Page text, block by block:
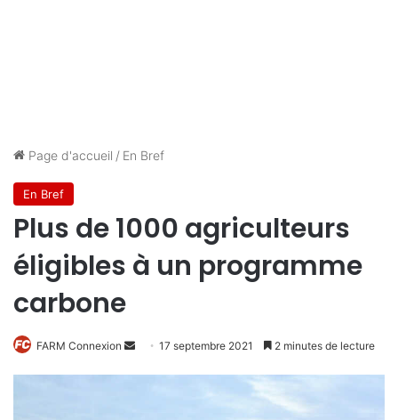
Page d'accueil / En Bref
En Bref
Plus de 1000 agriculteurs
éligibles à un programme
carbone
FARM Connexion 17 septembre 2021 2 minutes de lecture